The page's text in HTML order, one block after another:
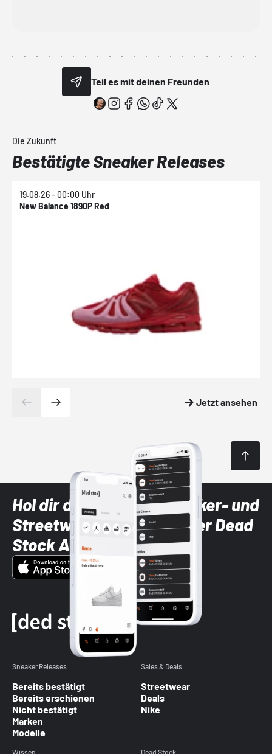
Teil es mit deinen Freunden
Die Zukunft
Bestätigte Sneaker Releases
19.08.26 - 00:00 Uhr
New Balance 1890P Red
Jetzt ansehen
Hol dir die neuesten Sneaker- und
Streetwear-Brands mit der Dead
Stock App
Sneaker Releases
Bereits bestätigt
Bereits erschienen
Nicht bestätigt
Marken
Modelle
Sales & Deals
Streetwear
Deals
Nike
Wissen Dead Stock